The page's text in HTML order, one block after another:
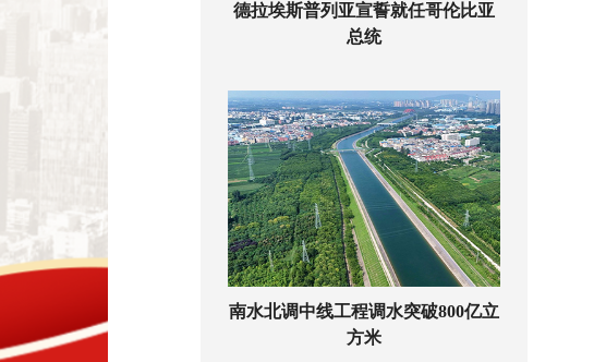
德拉埃斯普列亚宣誓就任哥伦比亚
总统
南水北调中线工程调水突破800亿立
方米